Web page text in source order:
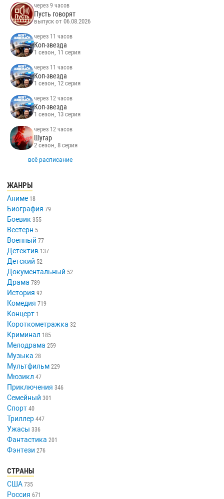
через 9 часов
Пусть говорят
выпуск от 06.08.2026
через 11 часов
Коп-звезда
1 сезон, 11 серия
через 11 часов
Коп-звезда
1 сезон, 12 серия
через 12 часов
Коп-звезда
1 сезон, 13 серия
через 12 часов
Шугар
2 сезон, 8 серия
всё расписание
ЖАНРЫ
Аниме 18
Биография 79
Боевик 355
Вестерн 5
Военный 77
Детектив 137
Детский 52
Документальный 52
Драма 789
История 92
Комедия 719
Концерт 1
Короткометражка 32
Криминал 185
Мелодрама 259
Музыка 28
Мультфильм 229
Мюзикл 47
Приключения 346
Семейный 301
Спорт 40
Триллер 447
Ужасы 336
Фантастика 201
Фэнтези 276
СТРАНЫ
США 735
Россия 671